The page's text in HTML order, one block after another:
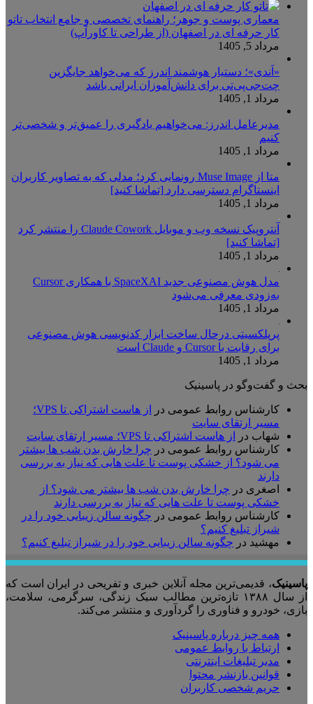
معماری پوست و جوهر؛ راهنمای تخصصی و جامع انتخاب تاتو
کار حرفه ای در اصفهان (از طراحی تا کاورآپ)
مرداد 5, 1405
«اَندی»؛ دستیار هوشمند اندرز که می‌خواهد جایگزین
چت‌جی‌پی‌تی برای دانش‌آموزان ایرانی باشد
مرداد 1, 1405
مدیرعامل اندرز: می‌خواهیم یادگیری را عمیق‌تر و شخصی‌تر
کنیم
مرداد 1, 1405
متا از Muse Image رونمایی کرد؛ مدلی که به تصاویر کاربران
اینستاگرام دسترسی دارد [تماشا کنید]
مرداد 1, 1405
آنتروپیک نسخه وب و موبایل Claude Cowork را منتشر کرد
[تماشا کنید]
مرداد 1, 1405
مدل هوش مصنوعی جدید SpaceXAI با همکاری Cursor
به‌زودی معرفی می‌شود
مرداد 1, 1405
پرپلکسیتی درحال ساخت ابزار کدنویسی هوش مصنوعی
برای رقابت با Cursor و Claude است
مرداد 1, 1405
بحث و گفت‌وگو در پاسینیک
کارشناس روابط عمومی در
از هاست اشتراکی تا VPS؛
مسیر ارتقای سایت
شهاب در
از هاست اشتراکی تا VPS؛ مسیر ارتقای سایت
کارشناس روابط عمومی در چرا خارش بدن شب ها بیشتر
می شود؟ از خشکی پوست تا علت هایی که نیاز به بررسی
دارند
اصغری در چرا خارش بدن شب ها بیشتر می شود؟ از
خشکی پوست تا علت هایی که نیاز به بررسی دارند
کارشناس روابط عمومی در چگونه سالن زیبایی خود را در
شیراز تبلیغ کنیم؟
مهشید در چگونه سالن زیبایی خود را در شیراز تبلیغ کنیم؟
پاسینیک، قدیمی‌ترین مجله آنلاین خبری و تفریحی در ایران است که
از سال ۱۳۸۸ تازه‌ترین مطالب سبک زندگی، سرگرمی، سلامت،
بازی، خودرو و فناوری را گردآوری و منتشر می‌کند.
همه چیز درباره پاسینیک
ارتباط با روابط عمومی
مدیر تبلیغات اینترنتی
قوانین بازنشر محتوا
حریم شخصی کاربران